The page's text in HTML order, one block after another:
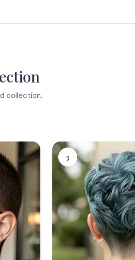
collection.
3